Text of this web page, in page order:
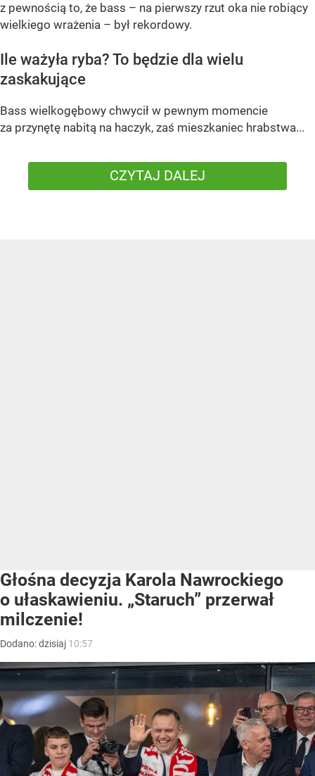
z pewnością to, że bass – na pierwszy rzut oka nie robiący
wielkiego wrażenia – był rekordowy.
Ile ważyła ryba? To będzie dla wielu
zaskakujące
Bass wielkogębowy chwycił w pewnym momencie
za przynętę nabitą na haczyk, zaś mieszkaniec hrabstwa...
CZYTAJ DALEJ
Głośna decyzja Karola Nawrockiego
o ułaskawieniu. „Staruch” przerwał
milczenie!
Dodano:dzisiaj 10:57